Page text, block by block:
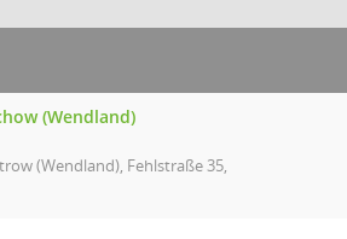
(Wendland)
(Wendland), Fehlstraße 35,